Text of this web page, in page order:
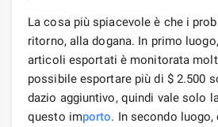
La cosa più spiacevole è che i
ritorno, alla dogana. In primo
articoli esportati è monitorata
possibile esportare più di $ 2.500
dazio aggiuntivo, quindi vale solo
questo importo. In secondo luogo,